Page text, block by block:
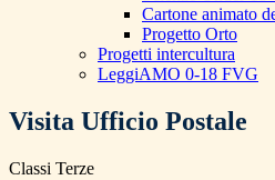
Cartone animato
Progetto Orto
Progetti intercultura
LeggiAMO 0-18 FVG
Visita Ufficio Postale
Classi Terze